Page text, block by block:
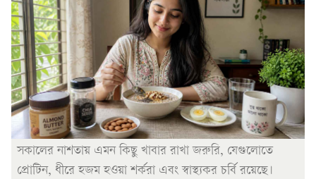
সকালের নাশতায় এমন কিছু খাবার রাখা জরুরি, যেগুলোতে
প্রোটিন, ধীরে হজম হওয়া শর্করা এবং স্বাস্থ্যকর চর্বি রয়েছে।